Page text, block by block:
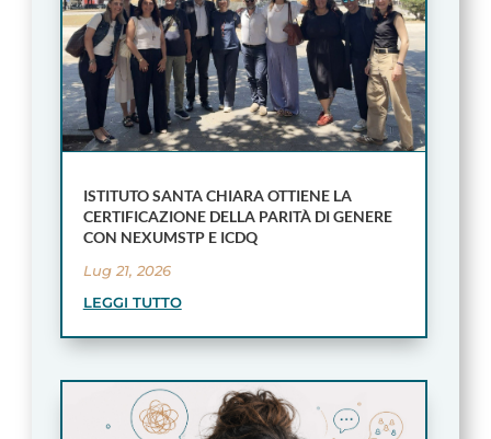
ISTITUTO SANTA CHIARA OTTIENE LA
CERTIFICAZIONE DELLA PARITÀ DI GENERE
CON NEXUMSTP E ICDQ
Lug 21, 2026
LEGGI TUTTO